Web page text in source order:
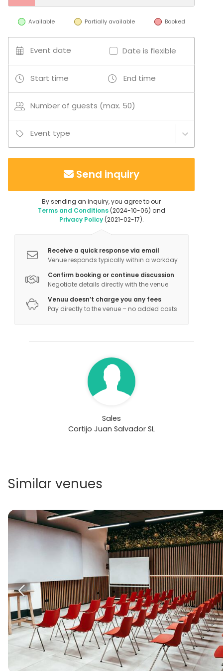
Multi-purpose event space
Meeting room
Restaurant
Private dining room
Country house
House
Finca / Ranch
Creative venue
Bar
Activities
Outdoor activities
Additional information about activities
Wine & Tapas events, Paella event, Yoga/Pilates
event, Massage services
Available Partially available Booked
Event date Date is flexible
Start time End time
Number of guests (max. 50)
Event type
Send inquiry
By sending an inquiry, you agree to our
Terms and Conditions(2024-10-06) and
Privacy Policy(2021-02-17).
Receive a quick response via email
Venue responds typically within a workday
Confirm booking or continue discussion
Negotiate details directly with the venue
Venuu doesn’t charge you any fees
Pay directly to the venue – no added costs
Sales
Cortijo Juan Salvador SL
Similar venues